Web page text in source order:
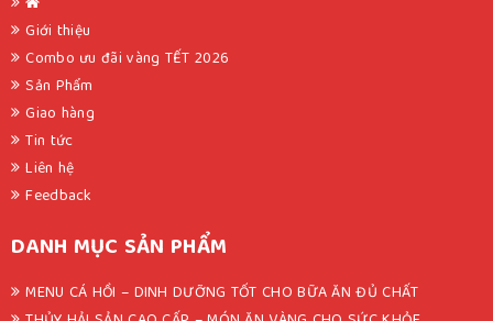
Giới thiệu
Combo ưu đãi vàng TẾT 2026
Sản Phẩm
Giao hàng
Tin tức
Liên hệ
Feedback
DANH MỤC SẢN PHẨM
MENU CÁ HỒI – DINH DƯỠNG TỐT CHO BỮA ĂN ĐỦ CHẤT